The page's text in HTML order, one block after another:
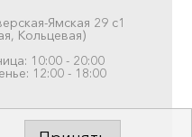
Ямская 29 с1
Кольцевая)
10:00 - 20:00
12:00 - 18:00